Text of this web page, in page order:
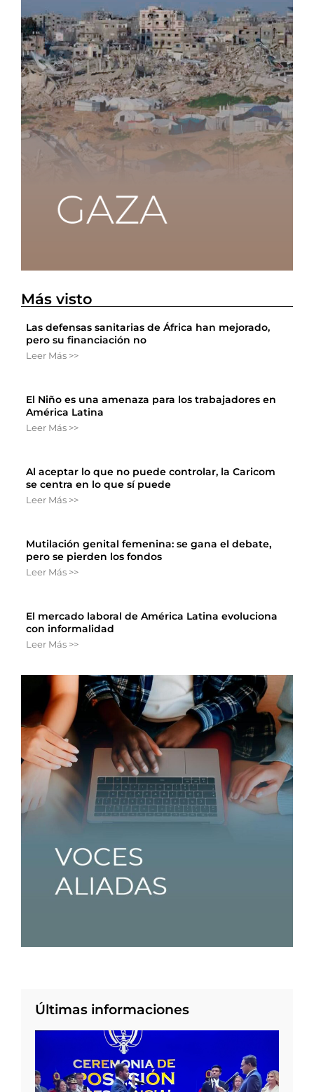
Más visto
Las defensas sanitarias de África han mejorado,
pero su financiación no
Leer Más >>
El Niño es una amenaza para los trabajadores en
América Latina
Leer Más >>
Al aceptar lo que no puede controlar, la Caricom
se centra en lo que sí puede
Leer Más >>
Mutilación genital femenina: se gana el debate,
pero se pierden los fondos
Leer Más >>
El mercado laboral de América Latina evoluciona
con informalidad
Leer Más >>
Últimas informaciones